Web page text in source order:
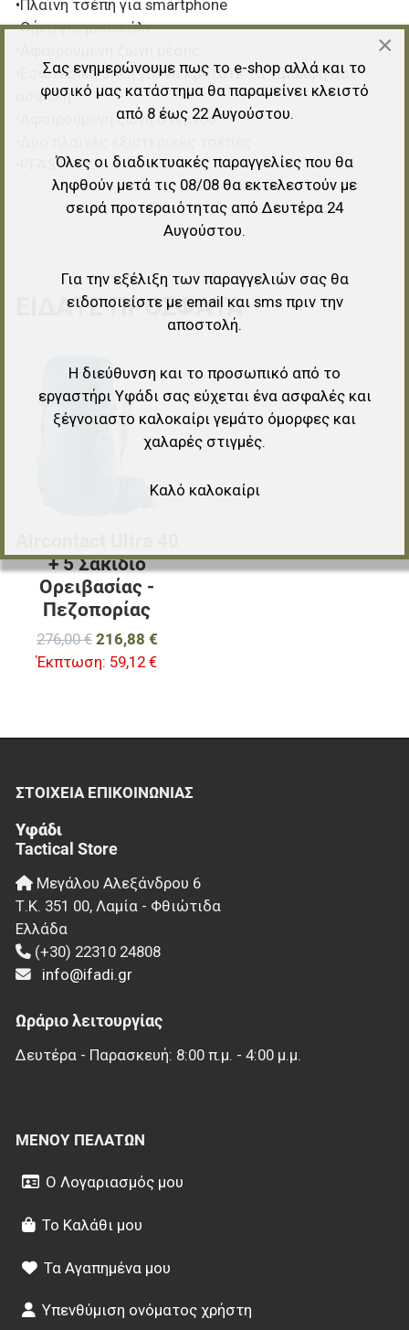
•Πλαϊνή τσέπη για smartphone
•Θήκη για μπουκάλι
•Εσωτερική θήκη για να κρατάτε τα τιμαλφή σας
ασφαλή
•Αφαιρούμενη ζώνη στέρνου
•PFAS FREE
ΕΊΔΑΤΕ ΠΡΌΣΦΑΤΑ
Προσθήκη στα αγαπημένα
Προσθήκη για σύγκριση
Γρήγορη ματιά
+ 5 Σακίδιο
Ορειβασίας -
Πεζοπορίας
276,00 € 216,88 €
Έκπτωση: 59,12 €
ΣΤΟΙΧΕΊΑ EΠΙΚΟΙΝΩΝΊΑΣ
Υφάδι
Tactical Store
Μεγάλου Αλεξάνδρου 6
Τ.Κ. 351 00, Λαμία - Φθιώτιδα
Ελλάδα
(+30) 22310 24808
info@ifadi.gr
Ωράριο λειτουργίας
Δευτέρα - Παρασκευή: 8:00 π.μ. - 4:00 μ.μ.
ΜΕΝΟΎ ΠΕΛΑΤΏΝ
Ο Λογαριασμός μου
Το Καλάθι μου
Τα Αγαπημένα μου
Υπενθύμιση ονόματος χρήστη
×
Σας ενημερώνουμε πως το e-shop αλλά και το
φυσικό μας κατάστημα θα παραμείνει κλειστό
από 8 έως 22 Αυγούστου.
Όλες οι διαδικτυακές παραγγελίες που θα
ληφθούν μετά τις 08/08 θα εκτελεστούν με
σειρά προτεραιότητας από Δευτέρα 24
Αυγούστου.
Για την εξέλιξη των παραγγελιών σας θα
ειδοποιείστε με email και sms πριν την
αποστολή.
Η διεύθυνση και το προσωπικό από το
εργαστήρι Υφάδι σας εύχεται ένα ασφαλές και
ξέγνοιαστο καλοκαίρι γεμάτο όμορφες και
χαλαρές στιγμές.
Καλό καλοκαίρι